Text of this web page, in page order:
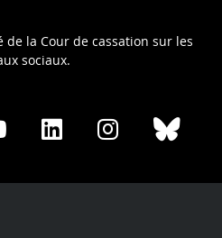
de la Cour de cassation sur les
sociaux.
Share
Youtube
Share
LinkedIn
Share
Instagram